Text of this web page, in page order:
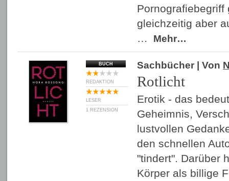
Pornografiebegriff
gleichzeitig aber
…
Mehr…
BUCH
REDAKTION
LESER
1 REZENSION
Sachbücher | Von
Rotlicht
Erotik - das
Geheimnis,
lustvollen
den schnellen
"tindert". Darüber
Körper als billige